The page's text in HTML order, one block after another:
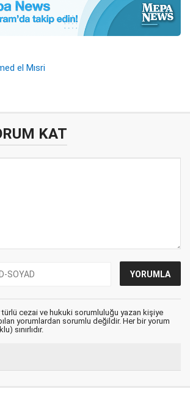
el Mısri
KAT
türlü cezai ve hukuki sorumluluğu yazan kişiye
yorumlardan sorumlu değildir. Her bir yorum
sınırlıdır.